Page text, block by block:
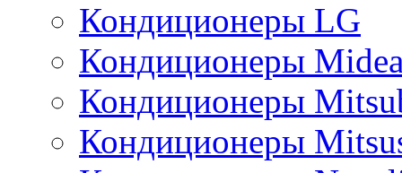
Кондиционеры LG
Кондиционеры
Кондиционеры
Кондиционеры